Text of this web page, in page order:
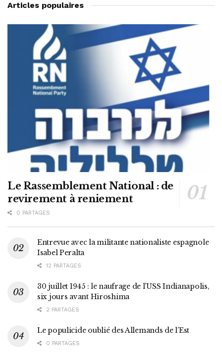
Articles populaires
Le Rassemblement National : de
revirement à reniement
0 PARTAGES
Entrevue avec la militante nationaliste espagnole
Isabel Peralta
12 PARTAGES
30 juillet 1945 : le naufrage de l’USS Indianapolis,
six jours avant Hiroshima
2 PARTAGES
Le populicide oublié des Allemands de l’Est
0 PARTAGES